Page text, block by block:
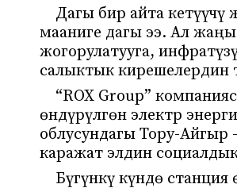
Дагы бир айта кетүүчү
мааниге дагы ээ. Ал
жогорулатууга,
салыктык кирешелердин
“ROX Group”
өндүрүлгөн электр
облусундагы Тору-
каражат элдин
Бүгүнкү күндө